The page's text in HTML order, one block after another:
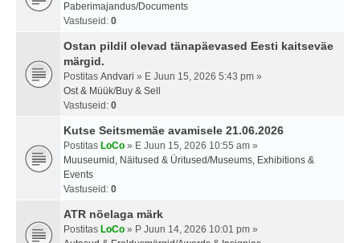
Paberimajandus/Documents
Vastuseid: 0
Ostan pildil olevad tänapäevased Eesti kaitseväe
märgid.
Postitas Andvari » E Juun 15, 2026 5:43 pm »
Ost & Müük/Buy & Sell
Vastuseid: 0
Kutse Seitsmemäe avamisele 21.06.2026
Postitas LoCo » E Juun 15, 2026 10:55 am »
Muuseumid, Näitused & Üritused/Museums, Exhibitions &
Events
Vastuseid: 0
ATR nõelaga märk
Postitas LoCo » P Juun 14, 2026 10:01 pm »